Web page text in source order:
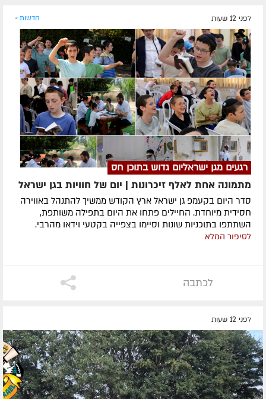
לפני 12 שעות חדשות »
רגעים מגן ישראליום גדוש בתוכן חס
מתמונה אחת לאלף זיכרונות | יום של חוויות בגן ישראל
סדר היום בקעמפ גן ישראל ארץ הקודש ממשיך להתנהל באווירה
חסידית מיוחדת. החיילים פתחו את היום בתפילה משותפת,
השתתפו בתוכניות שונות וסיימו בצפייה בקטעי וידאו מהרבי.
לסיפור המלא
לכתבה
לפני 12 שעות